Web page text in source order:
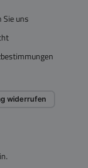
uns
widerrufen